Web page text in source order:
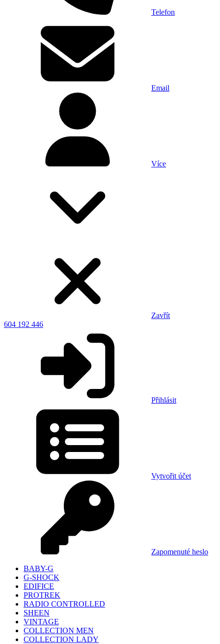
Telefon
Email
Více
Zavřít
604 192 446
Přihlásit
Vytvořit účet
Zapomenuté heslo
BABY-G
G-SHOCK
EDIFICE
PROTREK
RADIO CONTROLLED
SHEEN
VINTAGE
COLLECTION MEN
COLLECTION LADY